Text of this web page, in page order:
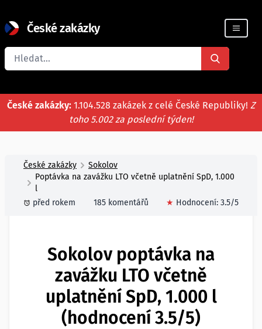
České zakázky
Registrace firmy
České zakázky: 1.104.528 zakázek z celé České Republiky! Z
toho 5.002 za poslední týden!
České zakázky
Sokolov
Poptávka na zavážku LTO včetně uplatnění SpD, 1.000
l
před rokem
185 komentářů ★ Hodnocení: 3.5/5
Sokolov poptávka na
zavážku LTO včetně
uplatnění SpD, 1.000 l
(hodnocení 3.5/5)